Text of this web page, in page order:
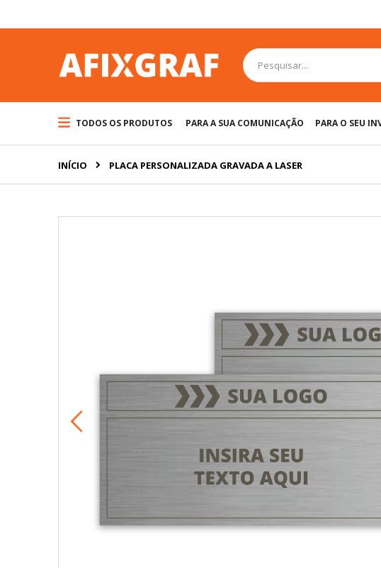
para
conteúdo
Pesquisa
TODOS OS PRODUTOS PARA A SUA COMUNICAÇÃO PARA O SEU
INÍCIO PLACA PERSONALIZADA GRAVADA A LASER